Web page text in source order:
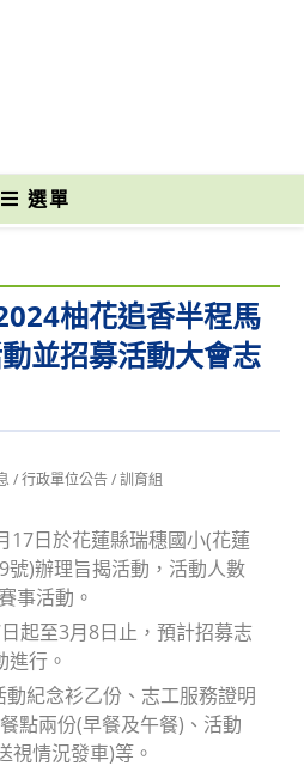
選單
柚花追香半程馬
並招募活動大會志
/行政單位公告/訓育組
17日於花蓮縣瑞穗國小(花蓮
號)辦理旨揭活動，活動人數
事活動。
起至3月8日止，預計招募志
行。
紀念衫乙份、志工服務證明
點兩份(早餐及午餐)、活動
視情況發車)等。